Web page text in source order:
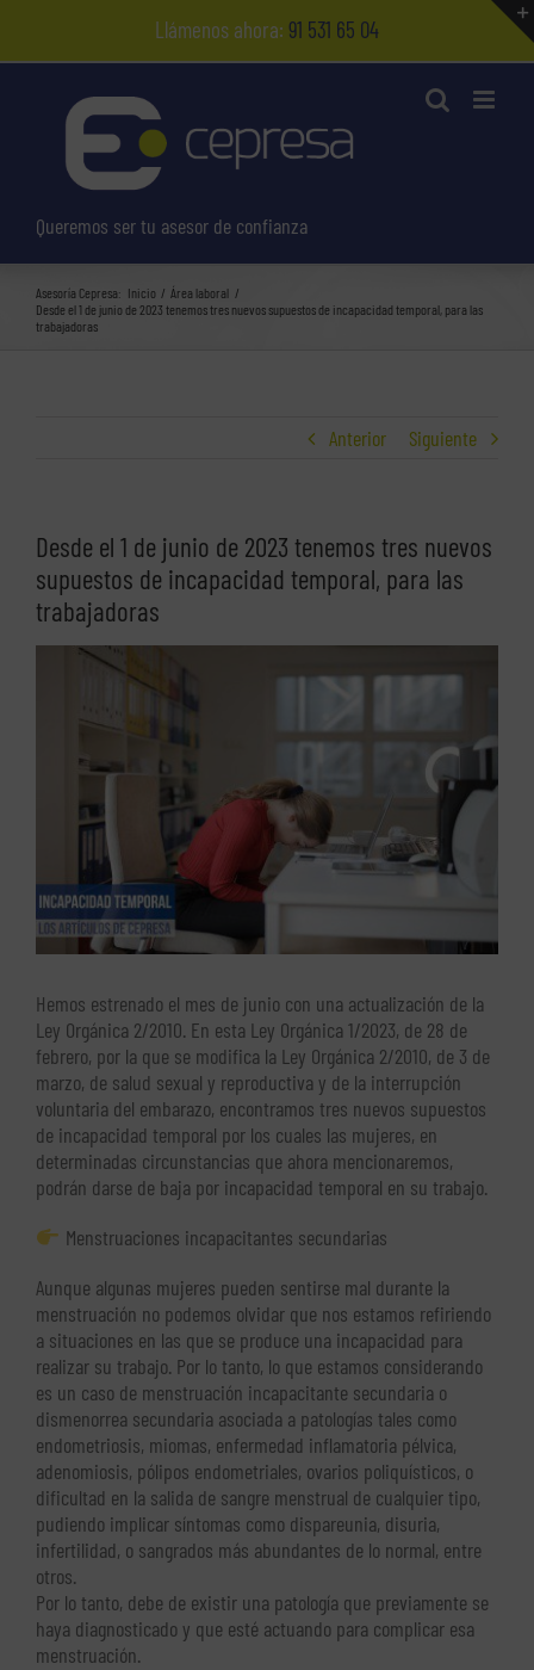
contenido
Llámenos ahora: 91 531 65 04
Queremos ser tu asesor de confianza
Asesoría Cepresa: Inicio
Área laboral
Desde el 1 de junio de 2023 tenemos tres nuevos supuestos de incapacidad temporal, para las
trabajadoras
Anterior Siguiente
Desde el 1 de junio de 2023 tenemos tres nuevos
supuestos de incapacidad temporal, para las
trabajadoras
Hemos estrenado el mes de junio con una actualización de la
Ley Orgánica 2/2010. En esta Ley Orgánica 1/2023, de 28 de
febrero, por la que se modifica la Ley Orgánica 2/2010, de 3 de
marzo, de salud sexual y reproductiva y de la interrupción
voluntaria del embarazo, encontramos tres nuevos supuestos
de incapacidad temporal por los cuales las mujeres, en
determinadas circunstancias que ahora mencionaremos,
podrán darse de baja por incapacidad temporal en su trabajo.
Menstruaciones incapacitantes secundarias
Aunque algunas mujeres pueden sentirse mal durante la
menstruación no podemos olvidar que nos estamos refiriendo
a situaciones en las que se produce una incapacidad para
realizar su trabajo. Por lo tanto, lo que estamos considerando
es un caso de menstruación incapacitante secundaria o
dismenorrea secundaria asociada a patologías tales como
endometriosis, miomas, enfermedad inflamatoria pélvica,
adenomiosis, pólipos endometriales, ovarios poliquísticos, o
dificultad en la salida de sangre menstrual de cualquier tipo,
pudiendo implicar síntomas como dispareunia, disuria,
infertilidad, o sangrados más abundantes de lo normal, entre
otros.
Por lo tanto, debe de existir una patología que previamente se
haya diagnosticado y que esté actuando para complicar esa
menstruación.